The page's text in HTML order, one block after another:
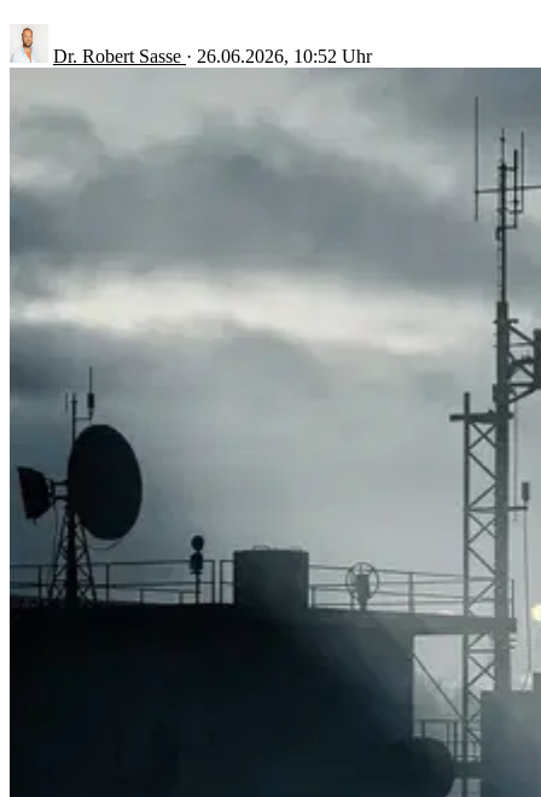
Dr. Robert Sasse · 26.06.2026, 10:52 Uhr